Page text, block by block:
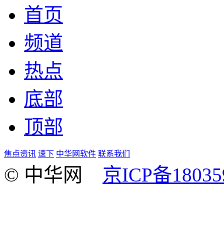
首页
频道
热点
底部
顶部
焦点资讯 速下 中华网软件 联系我们
© 中华网 京ICP备